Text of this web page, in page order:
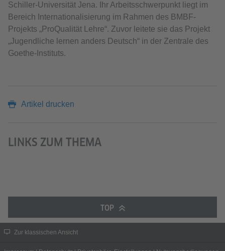
Schiller-Universität Jena. Ihr Arbeitsschwerpunkt liegt im
Bereich Internationalisierung im Rahmen des BMBF-
Projekts „ProQualität Lehre“. Zuvor leitete sie das Projekt
„Jugendliche lernen anders Deutsch“ in der Zentrale des
Goethe-Instituts.
Artikel drucken
LINKS ZUM THEMA
TOP
Zur klassischen Ansicht